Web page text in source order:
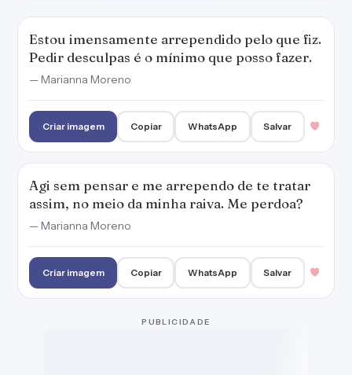
Estou imensamente arrependido pelo que fiz.
Pedir desculpas é o mínimo que posso fazer.
— Marianna Moreno
Criar imagem Copiar WhatsApp Salvar
Agi sem pensar e me arrependo de te tratar
assim, no meio da minha raiva. Me perdoa?
— Marianna Moreno
Criar imagem Copiar WhatsApp Salvar